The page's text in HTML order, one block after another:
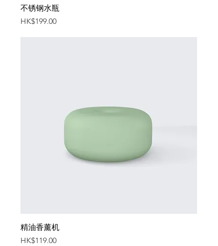
不锈钢水瓶
價格
HK$199.00
精油香薰机
價格
HK$119.00